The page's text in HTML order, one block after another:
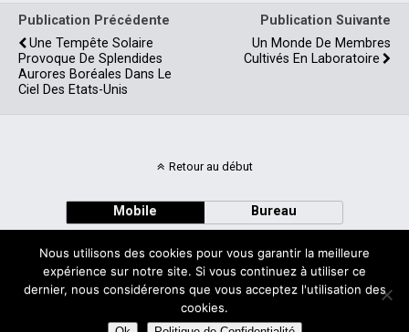
dommages à des
Publication Précédente
Une Tempête Solaire
Provoque De Splendides
Aurores Boréales Dans Le
Ciel Des Etats-Unis
Publication Suivante
Un Monde De Membres
Cultivés En Laboratoire
Retour au début
Mobile Bureau
Avec
WPtouch Mobile Suite for WordPress
Nous utilisons des cookies pour vous garantir la meilleure
expérience sur notre site. Si vous continuez à utiliser ce
dernier, nous considérerons que vous acceptez l'utilisation des
cookies.